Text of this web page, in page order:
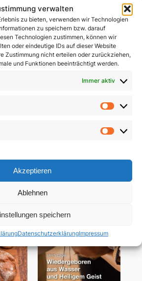
verwalten
zu bieten, verwenden wir Technologien
zu speichern bzw. darauf
Technologien zustimmen, können wir
oder eindeutige IDs auf dieser Website
Zustimmung nicht erteilen oder zurückziehen,
und Funktionen beeinträchtigt werden.
Immer aktiv
Akzeptieren
Ablehnen
speichern
DatenschutzerklärungImpressum
Dimensionen innerer